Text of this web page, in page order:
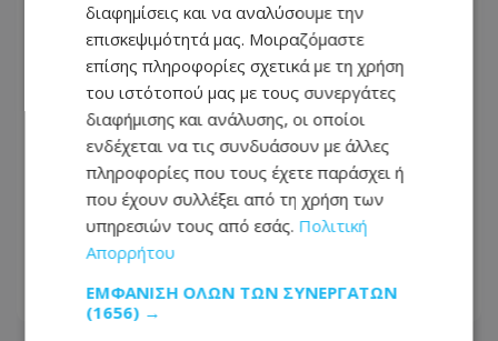
Στα χέρια του ΥΠΑΜ το πόρισμα για
την πυρκαγιά στο Πεδίο Βολής Καλού
Χωριού – Αναμένει την ολοκλήρωση
της ποινικής έρευνας
06.08.2026 - 14:11
διαφημίσεις και να αναλύσουμε την
επισκεψιμότητά μας. Μοιραζόμαστε
επίσης πληροφορίες σχετικά με τη χρήση
του ιστότοπού μας με τους συνεργάτες
διαφήμισης και ανάλυσης, οι οποίοι
ενδέχεται να τις συνδυάσουν με άλλες
πληροφορίες που τους έχετε παράσχει ή
που έχουν συλλέξει από τη χρήση των
υπηρεσιών τους από εσάς. Πολιτική
Απορρήτου
ΕΜΦΆΝΙΣΗ ΌΛΩΝ ΤΩΝ ΣΥΝΕΡΓΑΤΏΝ
(1656) →